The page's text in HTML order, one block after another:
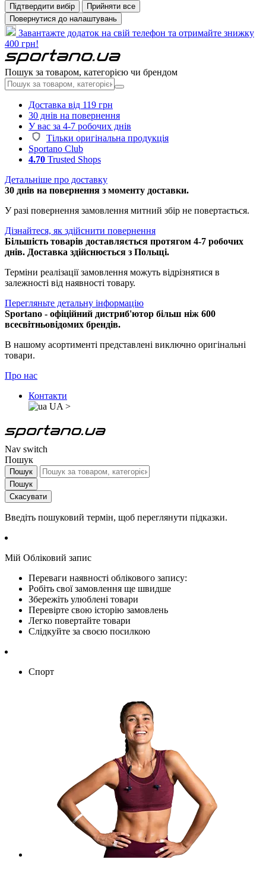
Підтвердити вибір
Прийняти все
Повернутися до налаштувань
Завантажте додаток на свій телефон та отримайте знижку
400 грн!
Пошук за товаром, категорією чи брендом
Доставка від 119 грн
30 днів на повернення
У вас за 4-7 робочих днів
Тільки оригінальна продукція
Sportano Club
4.70 Trusted Shops
Детальніше про доставку
30 днів на повернення з моменту доставки.
У разі повернення замовлення митний збір не повертається.
Дізнайтеся, як здійснити повернення
Більшість товарів доставляється протягом 4-7 робочих
днів. Доставка здійснюється з Польщі.
Терміни реалізації замовлення можуть відрізнятися в
залежності від наявності товару.
Перегляньте детальну інформацію
Sportano - офіційний дистриб'ютор більш ніж 600
всесвітньовідомих брендів.
В нашому асортименті представлені виключно оригінальні
товари.
Про нас
Контакти
UA >
Nav switch
Пошук
Пошук
Пошук
Скасувати
Введіть пошуковий термін, щоб переглянути підказки.
Мій Обліковий запис
Переваги наявності облікового запису:
Робіть свої замовлення ще швидше
Збережіть улюблені товари
Перевірте свою історію замовлень
Легко повертайте товари
Слідкуйте за своєю посилкою
Спорт